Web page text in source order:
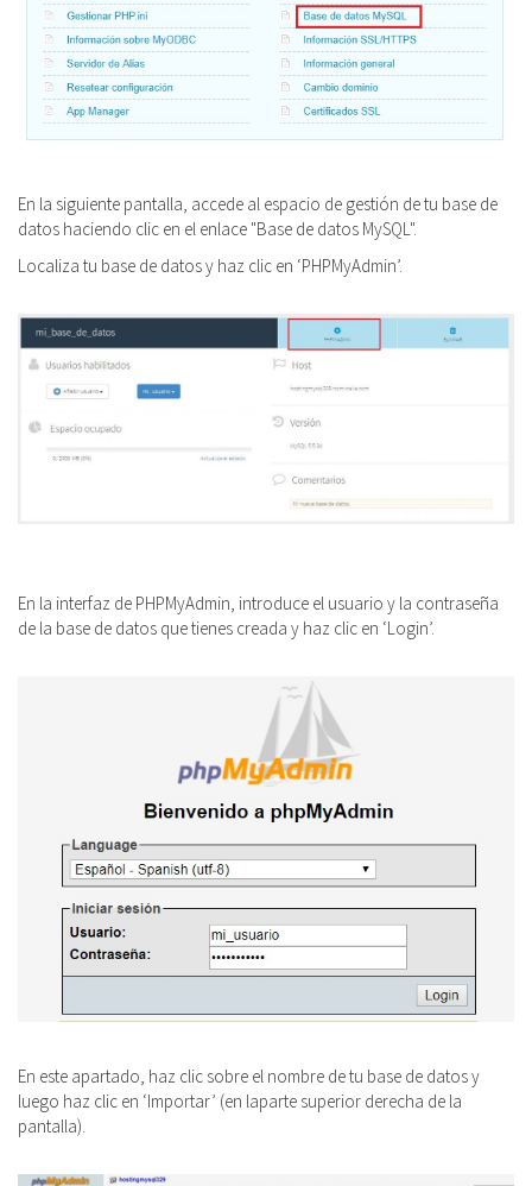
En la siguiente pantalla, accede al espacio de gestión de tu base de
datos haciendo clic en el enlace "Base de datos MySQL".
Localiza tu base de datos y haz clic en ‘PHPMyAdmin’.
En la interfaz de PHPMyAdmin, introduce el usuario y la contraseña
de la base de datos que tienes creada y haz clic en ‘Login’.
En este apartado, haz clic sobre el nombre de tu base de datos y
luego haz clic en ‘Importar’ (en laparte superior derecha de la
pantalla).